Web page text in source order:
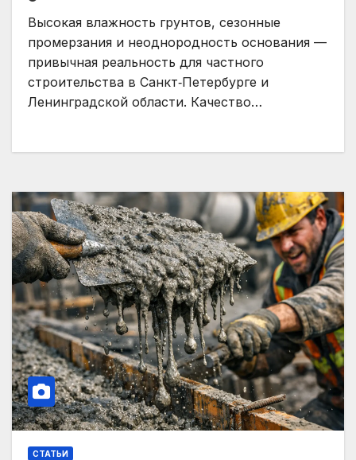
Высокая влажность грунтов, сезонные
промерзания и неоднородность основания —
привычная реальность для частного
строительства в Санкт‑Петербурге и
Ленинградской области. Качество…
СТАТЬИ